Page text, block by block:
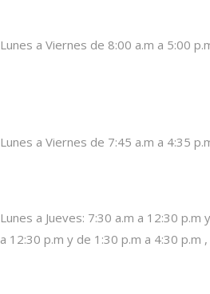
Lunes a Viernes de 8:00 a.m a 5:00
Lunes a Viernes de 7:45 a.m a 4:35
Lunes a Jueves: 7:30 a.m a 12:30
a 12:30 p.m y de 1:30 p.m a 4:30 p.m